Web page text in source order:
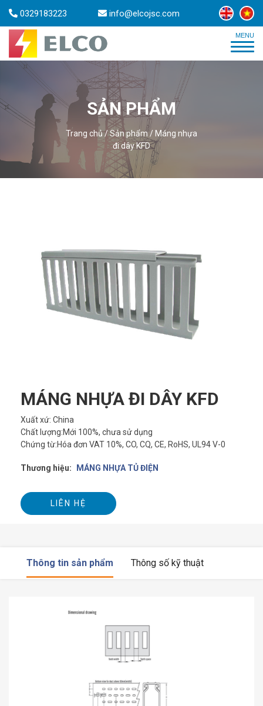
0329183223 info@elcojsc.com
SẢN PHẨM
Trang chủ/Sản phẩm/ Máng nhựa
đi dây KFD
MÁNG NHỰA ĐI DÂY KFD
Xuất xứ: China
Chất lượng:Mới 100%, chưa sử dụng
Chứng từ:Hóa đơn VAT 10%, CO, CQ, CE, RoHS, UL94 V-0
Thương hiệu: MÁNG NHỰA TỦ ĐIỆN
LIÊN HỆ
Thông tin sản phẩm Thông số kỹ thuật